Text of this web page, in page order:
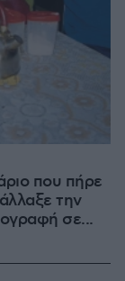
που πήρε
την
σε...